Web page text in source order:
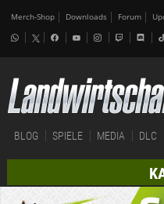
Merch-Shop Downloads Forum
BLOG SPIELE MEDIA DLC